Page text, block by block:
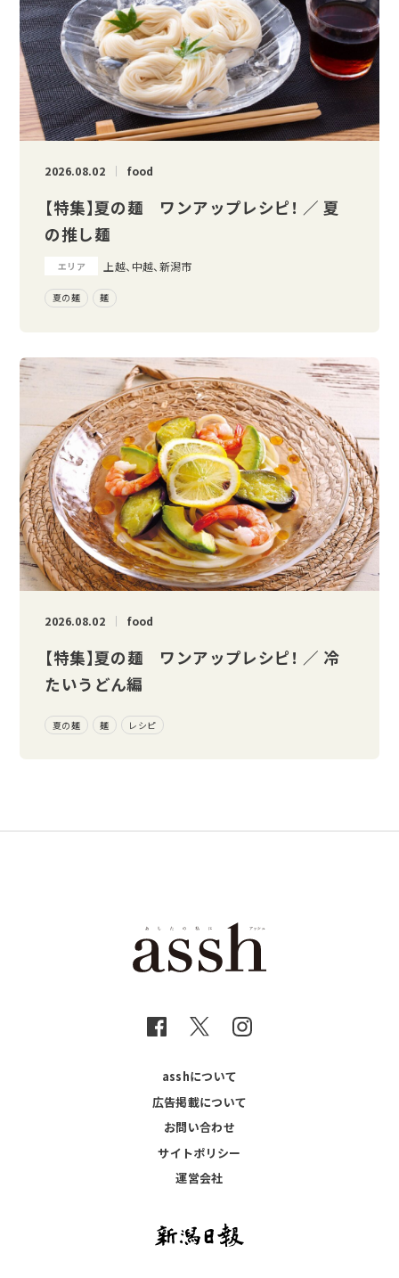
2026.08.02 food
【特集】夏の麺 ワンアップレシピ！ ／ 夏
の推し麺
エリア 上越、中越、新潟市
夏の麺 麺
2026.08.02 food
【特集】夏の麺 ワンアップレシピ！ ／ 冷
たいうどん編
夏の麺 麺 レシピ
asshについて
広告掲載について
お問い合わせ
サイトポリシー
運営会社